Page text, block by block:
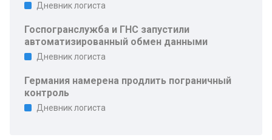
Дневник логиста
Госпогранслужба и ГНС запустили
автоматизированный обмен данными
Дневник логиста
Германия намерена продлить пограничный
контроль
Дневник логиста